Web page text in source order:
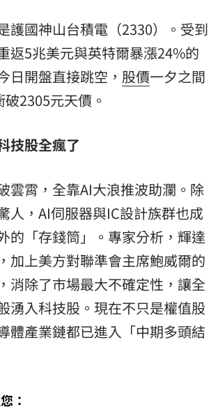
護國神山台積電（2330）。受到
返5兆美元與英特爾暴漲24%的
日開盤直接跳空， 股價一夕之間
2305元天價。
技股全瘋了
雲霄，全靠AI大浪推波助瀾。除
人，AI伺服器與IC設計族群也成
的「存錢筒」。專家分析，輝達
加上美方對聯準會主席鮑威爾的
消除了市場最大不確定性，讓全
湧入科技股。現在不只是權值股
體產業鏈都已進入「中期多頭結
：